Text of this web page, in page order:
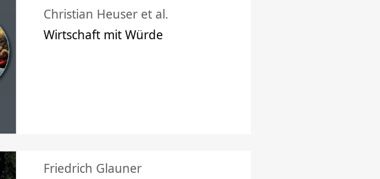
Christian Heuser et al.
Wirtschaft mit Würde
Friedrich Glauner